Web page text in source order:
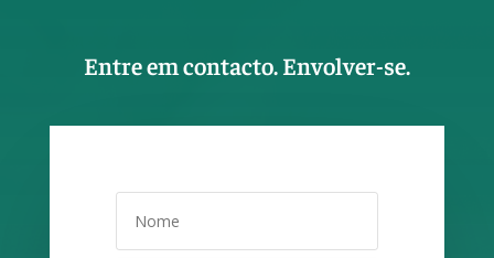
Entre em contacto. Envolver-se.